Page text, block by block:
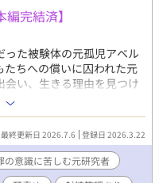
合の解消」に関する研究
也に他に好きな相手か
をしているのではない
トノベルズにも掲載して
完結済】
た被験体の元孤児アベル
ちへの償いに囚われた元
い、生きる理由を見つけ
な愛情を育てていたアベル
ずっと言えずに隠してい
で盲目的な溺愛執着攻め×
る訳ありの先生受け。 な
人がすれ違い続けながら
メインのため、話の筋は
最終更新日 2026.7.6 登録日 2026.3.22
意識に苦しむ元研究者